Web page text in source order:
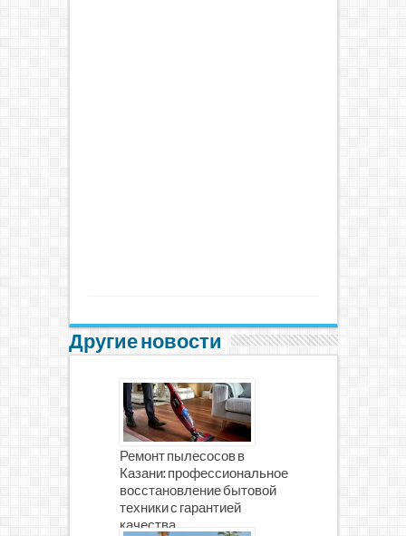
Другие новости
Ремонт пылесосов в
Казани: профессиональное
восстановление бытовой
техники с гарантией
качества